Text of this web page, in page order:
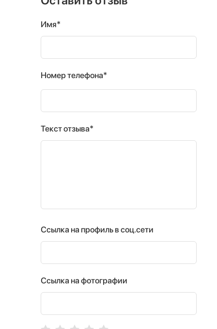
Имя*
Номер телефона*
Текст отзыва*
Ссылка на профиль в соц.сети
Ссылка на фотографии